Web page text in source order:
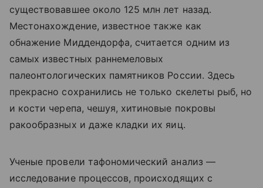
существовавшее около 125 млн лет назад.
Местонахождение, известное также как
обнажение Миддендорфа, считается одним из
самых известных раннемеловых
палеонтологических памятников России. Здесь
прекрасно сохранились не только скелеты рыб, но
и кости черепа, чешуя, хитиновые покровы
ракообразных и даже кладки их яиц.
Ученые провели тафономический анализ —
исследование процессов, происходящих с